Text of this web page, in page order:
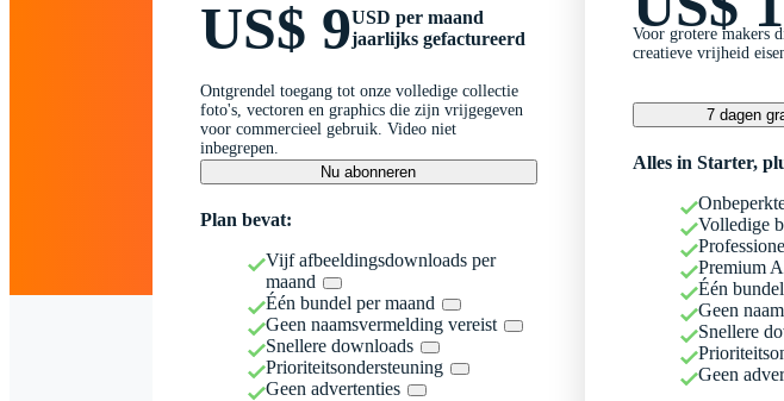
US$ 9USD per maand
jaarlijks gefactureerd
Ontgrendel toegang tot onze volledige collectie
foto's, vectoren en graphics die zijn vrijgegeven
voor commercieel gebruik. Video niet
inbegrepen.
Nu abonneren
Plan bevat:
Vijf afbeeldingsdownloads per
maand
Één bundel per maand
Geen naamsvermelding vereist
Snellere downloads
Prioriteitsondersteuning
Geen advertenties
Voor grotere makers
creatieve vrijheid
7 dagen
Alles in Starter,
Volledige
Premium
Één
Geen
Snellere
Geen